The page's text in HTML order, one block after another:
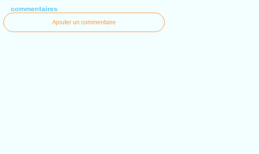
commentaires
Ajouter un commentaire